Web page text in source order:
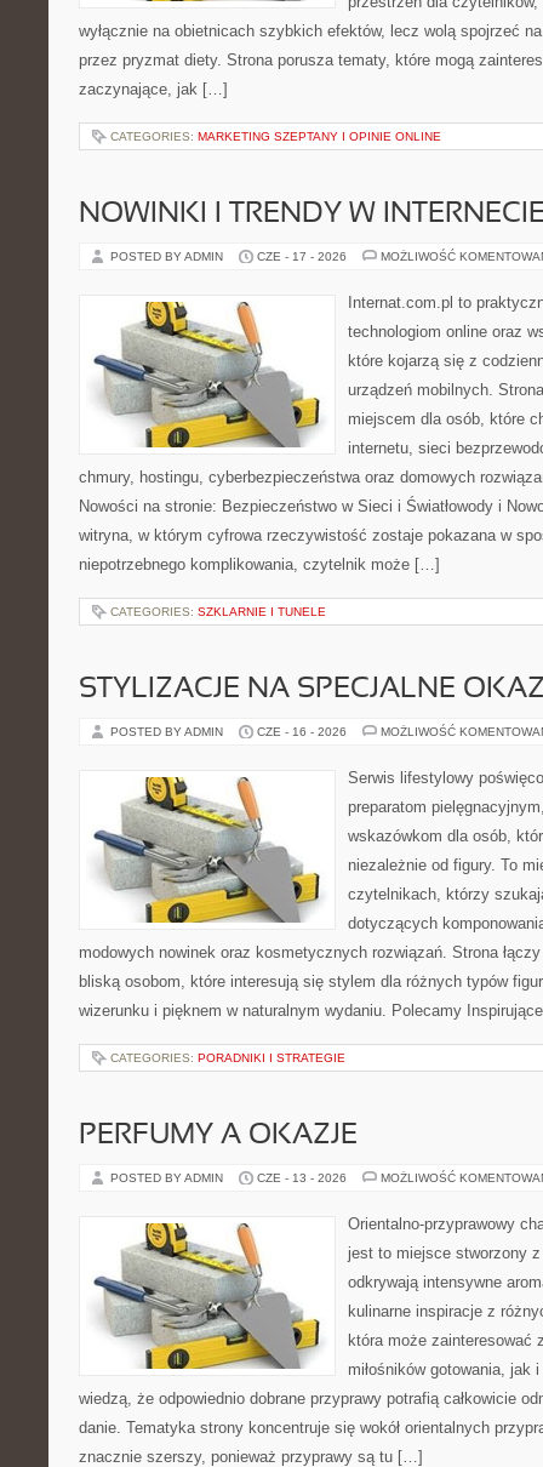
wyłącznie na obietnicach szybkich efektów, lecz wolą spojrzeć
przez pryzmat diety. Strona porusza tematy, które mogą
zaczynające, jak […]
CATEGORIES: MARKETING SZEPTANY I OPINIE ONLINE
NOWINKI I TRENDY W
POSTED BY ADMIN CZE - 17 - 2026 MOŻLIWOŚĆ
Internat.com.pl to
technologiom online oraz
które kojarzą się z
urządzeń mobilnych.
miejscem dla osób, które
internetu, sieci
chmury, hostingu, cyberbezpieczeństwa oraz domowych
Nowości na stronie: Bezpieczeństwo w Sieci i Światłowody i
witryna, w którym cyfrowa rzeczywistość zostaje pokazana w
niepotrzebnego komplikowania, czytelnik może […]
CATEGORIES: SZKLARNIE I TUNELE
STYLIZACJE NA SPECJALNE
POSTED BY ADMIN CZE - 16 - 2026 MOŻLIWOŚĆ
Serwis lifestylowy
preparatom
wskazówkom dla osób,
niezależnie od figury. To
czytelnikach, którzy
dotyczących
modowych nowinek oraz kosmetycznych rozwiązań. Strona
bliską osobom, które interesują się stylem dla różnych typów
wizerunku i pięknem w naturalnym wydaniu. Polecamy
CATEGORIES: PORADNIKI I STRATEGIE
PERFUMY A OKAZJE
POSTED BY ADMIN CZE - 13 - 2026 MOŻLIWOŚĆ
Orientalno-przyprawowy
jest to miejsce stworzony
odkrywają intensywne
kulinarne inspiracje z
która może zainteresować
miłośników gotowania, jak
wiedzą, że odpowiednio dobrane przyprawy potrafią całkowicie
danie. Tematyka strony koncentruje się wokół orientalnych
znacznie szerszy, ponieważ przyprawy są tu […]